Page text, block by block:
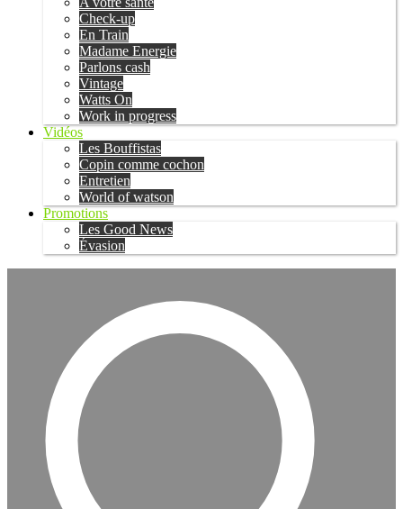
Check-up
En Train
Madame Energie
Parlons cash
Vintage
Watts On
Work in progress
Vidéos
Les Bouffistas
Copin comme cochon
Entretien
World of watson
Promotions
Les Good News
Évasion